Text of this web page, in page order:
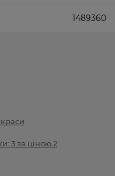
1489360
3 за ціною 2